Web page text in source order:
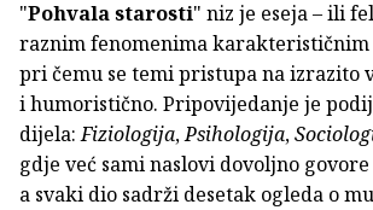
"Pohvala starosti" niz je eseja – ili
raznim fenomenima karakterističnim
pri čemu se temi pristupa na izrazito
i humoristično. Pripovijedanje je
dijela:Fiziologija,Psihologija,
gdje već sami naslovi dovoljno
a svaki dio sadrži desetak ogleda o